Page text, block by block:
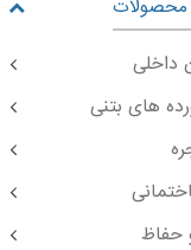
محصولات
داخلی
های بتنی
حفاظ